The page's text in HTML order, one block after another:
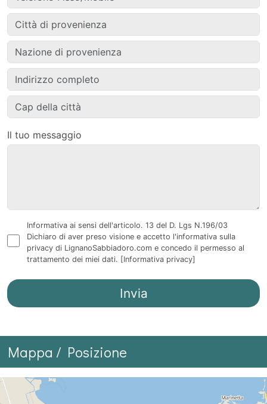
Il tuo messaggio
Informativa ai sensi dell'articolo. 13 del D. Lgs N.196/03
Dichiaro di aver preso visione e accetto l'informativa sulla
privacy di LignanoSabbiadoro.com e concedo il permesso al
trattamento dei miei dati. [Informativa privacy]
Mappa / Posizione